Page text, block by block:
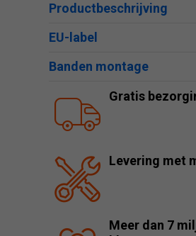
Productbeschrijving
EU-label
Banden montage
Gratis
Levering met
Meer dan 7